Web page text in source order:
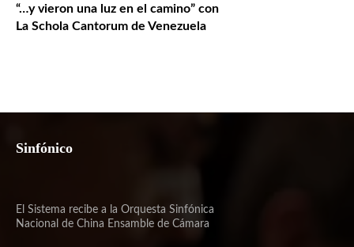
“…y vieron una luz en el camino” con
La Schola Cantorum de Venezuela
Sinfónico
El Sistema recibe a la Orquesta Sinfónica
Nacional de China Ensamble de Cámara